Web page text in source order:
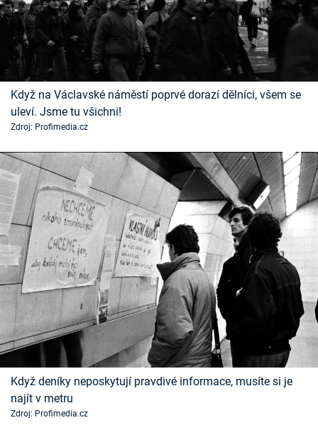
Když na Václavské náměstí poprvé dorazí dělníci, všem se
uleví. Jsme tu všichni!
Zdroj: Profimedia.cz
Když deníky neposkytují pravdivé informace, musíte si je
najít v metru
Zdroj: Profimedia.cz